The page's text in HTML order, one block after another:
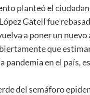
planteó el
Gatell fue
a poner un nuevo
que
pandemia en el país,
del semáforo